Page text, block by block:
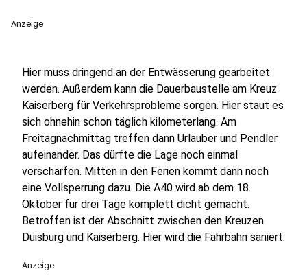
Anzeige
Hier muss dringend an der Entwässerung gearbeitet
werden. Außerdem kann die Dauerbaustelle am Kreuz
Kaiserberg für Verkehrsprobleme sorgen. Hier staut es
sich ohnehin schon täglich kilometerlang. Am
Freitagnachmittag treffen dann Urlauber und Pendler
aufeinander. Das dürfte die Lage noch einmal
verschärfen. Mitten in den Ferien kommt dann noch
eine Vollsperrung dazu. Die A40 wird ab dem 18.
Oktober für drei Tage komplett dicht gemacht.
Betroffen ist der Abschnitt zwischen den Kreuzen
Duisburg und Kaiserberg. Hier wird die Fahrbahn saniert.
Anzeige